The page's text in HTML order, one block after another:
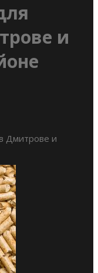
и
Дмитрове и